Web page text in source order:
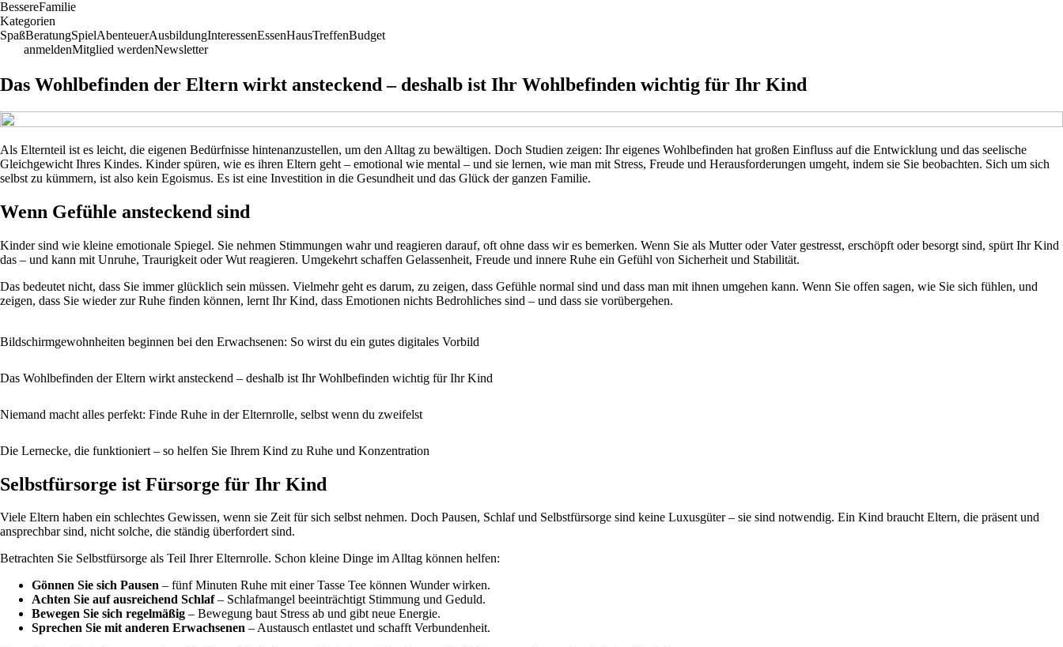
BessereFamilie
Kategorien
SpaßBeratungSpielAbenteuerAusbildungInteressenEssenHausTreffenBudget
anmeldenMitglied werdenNewsletter
Das Wohlbefinden der Eltern wirkt ansteckend – deshalb ist Ihr Wohlbefinden wichtig für Ihr Kind
Als Elternteil ist es leicht, die eigenen Bedürfnisse hintenanzustellen, um den Alltag zu bewältigen. Doch Studien zeigen: Ihr eigenes Wohlbefinden hat großen Einfluss auf die Entwicklung und das seelische
Gleichgewicht Ihres Kindes. Kinder spüren, wie es ihren Eltern geht – emotional wie mental – und sie lernen, wie man mit Stress, Freude und Herausforderungen umgeht, indem sie Sie beobachten. Sich um sich
selbst zu kümmern, ist also kein Egoismus. Es ist eine Investition in die Gesundheit und das Glück der ganzen Familie.
Wenn Gefühle ansteckend sind
Kinder sind wie kleine emotionale Spiegel. Sie nehmen Stimmungen wahr und reagieren darauf, oft ohne dass wir es bemerken. Wenn Sie als Mutter oder Vater gestresst, erschöpft oder besorgt sind, spürt Ihr Kind
das – und kann mit Unruhe, Traurigkeit oder Wut reagieren. Umgekehrt schaffen Gelassenheit, Freude und innere Ruhe ein Gefühl von Sicherheit und Stabilität.
Das bedeutet nicht, dass Sie immer glücklich sein müssen. Vielmehr geht es darum, zu zeigen, dass Gefühle normal sind und dass man mit ihnen umgehen kann. Wenn Sie offen sagen, wie Sie sich fühlen, und
zeigen, dass Sie wieder zur Ruhe finden können, lernt Ihr Kind, dass Emotionen nichts Bedrohliches sind – und dass sie vorübergehen.
Bildschirmgewohnheiten beginnen bei den Erwachsenen: So wirst du ein gutes digitales Vorbild
Das Wohlbefinden der Eltern wirkt ansteckend – deshalb ist Ihr Wohlbefinden wichtig für Ihr Kind
Niemand macht alles perfekt: Finde Ruhe in der Elternrolle, selbst wenn du zweifelst
Die Lernecke, die funktioniert – so helfen Sie Ihrem Kind zu Ruhe und Konzentration
Selbstfürsorge ist Fürsorge für Ihr Kind
Viele Eltern haben ein schlechtes Gewissen, wenn sie Zeit für sich selbst nehmen. Doch Pausen, Schlaf und Selbstfürsorge sind keine Luxusgüter – sie sind notwendig. Ein Kind braucht Eltern, die präsent und
ansprechbar sind, nicht solche, die ständig überfordert sind.
Betrachten Sie Selbstfürsorge als Teil Ihrer Elternrolle. Schon kleine Dinge im Alltag können helfen:
Gönnen Sie sich Pausen – fünf Minuten Ruhe mit einer Tasse Tee können Wunder wirken.
Achten Sie auf ausreichend Schlaf– Schlafmangel beeinträchtigt Stimmung und Geduld.
Bewegen Sie sich regelmäßig – Bewegung baut Stress ab und gibt neue Energie.
Sprechen Sie mit anderen Erwachsenen – Austausch entlastet und schafft Verbundenheit.